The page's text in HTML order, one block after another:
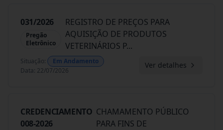
031/2026
Pregão
Eletrônico
REGISTRO DE PREÇOS PARA
AQUISIÇÃO DE PRODUTOS
VETERINÁRIOS P...
Situação:
Em Andamento
Data: 22/07/2026
Ver detalhes
CREDENCIAMENTO
008-2026
CHAMAMENTO PÚBLICO
PARA FINS DE